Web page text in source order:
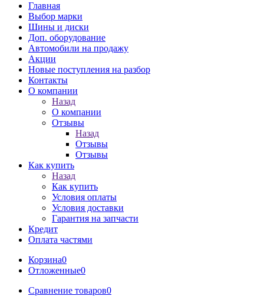
Главная
Выбор марки
Шины и диски
Доп. оборудование
Автомобили на продажу
Акции
Новые поступления на разбор
Контакты
О компании
Назад
О компании
Отзывы
Назад
Отзывы
Отзывы
Как купить
Назад
Как купить
Условия оплаты
Условия доставки
Гарантия на запчасти
Кредит
Оплата частями
Корзина0
Отложенные0
Сравнение товаров0